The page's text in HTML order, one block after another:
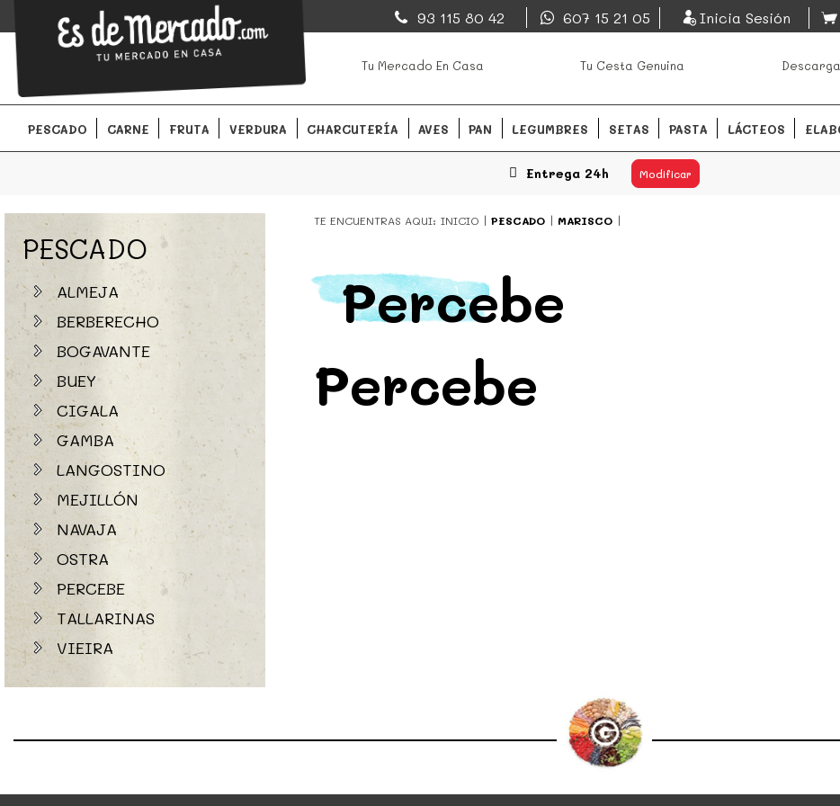
EsDeMercado.com
EsDeMercado.comte lleva a casa los mejores productos de los mejores mercados de
Barcelona y de productores locales.
EsDeMercado.com
Barcelona y de productores locales.
93 115 80 42 607 15 21 05 Inicia Sesión
Tu Mercado En Casa Tu Cesta Genuina
PESCADO CARNE FRUTA VERDURA CHARCUTERÍA AVES PAN LEGUMBRES SETAS PASTA LÁCTEOS
Entrega 24h Modificar
TE ENCUENTRAS AQUI: INICIO PESCADO MARISCO
Percebe
Percebe
PESCADO
ALMEJA
BERBERECHO
BOGAVANTE
BUEY
CIGALA
GAMBA
LANGOSTINO
MEJILLÓN
NAVAJA
OSTRA
PERCEBE
TALLARINAS
VIEIRA